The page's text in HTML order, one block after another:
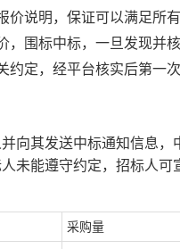
价说明，保证可以满足所
，围标中标，一旦发现并
约定，经平台核实后第一
向其发送中标通知信息
未能遵守约定，招标人
采购量